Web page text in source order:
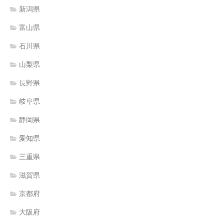
新潟県
富山県
石川県
山梨県
長野県
岐阜県
静岡県
愛知県
三重県
滋賀県
京都府
大阪府